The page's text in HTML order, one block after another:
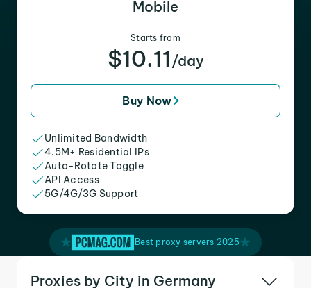
Mobile
Starts from
$10.11 /day
Buy Now
Unlimited Bandwidth
4.5M+ Residential IPs
Auto-Rotate Toggle
API Access
5G/4G/3G Support
Best proxy servers 2025
Proxies by City in Germany